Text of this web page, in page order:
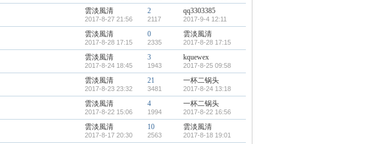
雲淡風清
2017-8-27 21:56
2
2117
qq3303385
2017-9-4 12:11
雲淡風清
2017-8-28 17:15
0
2335
雲淡風清
2017-8-28 17:15
雲淡風清
2017-8-24 18:45
3
1943
kquewex
2017-8-25 09:58
雲淡風清
2017-8-23 23:32
21
3481
一杯二锅头
2017-8-24 13:18
雲淡風清
2017-8-22 15:06
4
1994
一杯二锅头
2017-8-22 16:56
雲淡風清
2017-8-17 20:30
10
2563
雲淡風清
2017-8-18 19:01